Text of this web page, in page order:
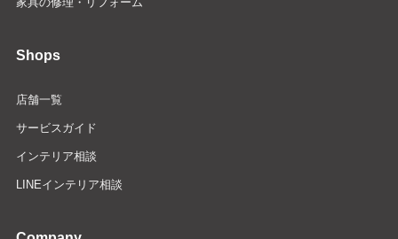
Shops
店舗一覧
サービスガイド
インテリア相談
LINEインテリア相談